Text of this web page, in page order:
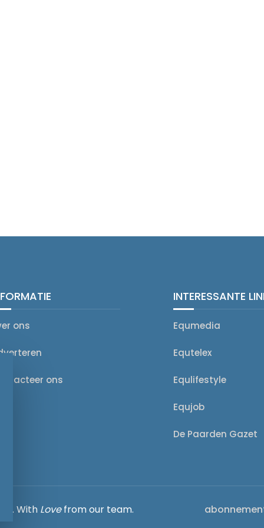
ons
ons
INTERESSANTE
Equmedia
Equtelex
Equlifestyle
Equjob
De Paarden Gazet
With Lovefrom our team.